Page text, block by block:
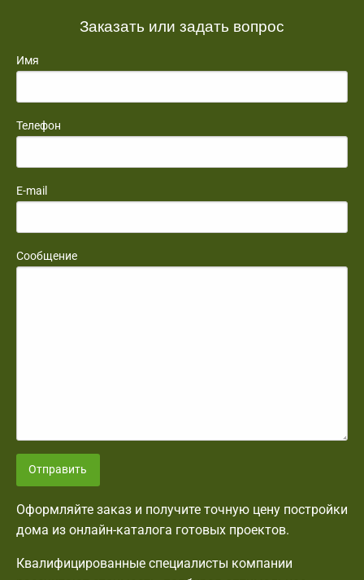
Заказать или задать вопрос
Имя
Телефон
E-mail
Сообщение
Отправить
Оформляйте заказ и получите точную цену постройки
дома из онлайн-каталога готовых проектов.
Квалифицированные специалисты компании